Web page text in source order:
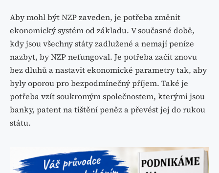
Aby mohl být NZP zaveden, je potřeba změnit
ekonomický systém od základu. V současné době,
kdy jsou všechny státy zadlužené a nemají peníze
nazbyt, by NZP nefungoval. Je potřeba začít znovu
bez dluhů a nastavit ekonomické parametry tak, aby
byly oporou pro bezpodmínečný příjem. Také je
potřeba vzít soukromým společnostem, kterými jsou
banky, patent na tištění peněz a převést jej do rukou
státu.